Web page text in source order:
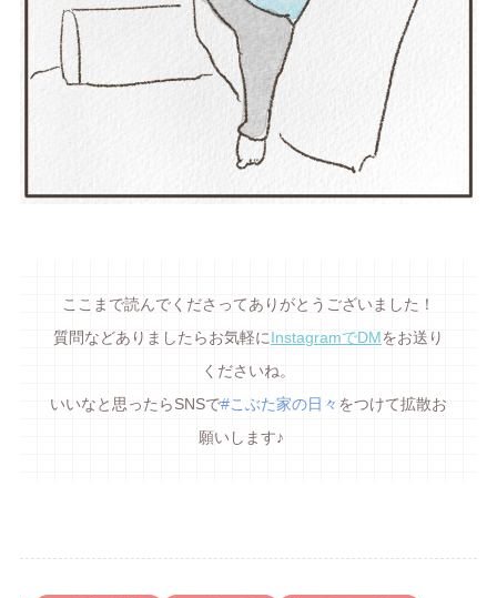
ここまで読んでくださってありがとうございました！
質問などありましたらお気軽に InstagramでDM をお送り
くださいね。
いいなと思ったらSNSで#こぶた家の日々 をつけて拡散お
願いします♪